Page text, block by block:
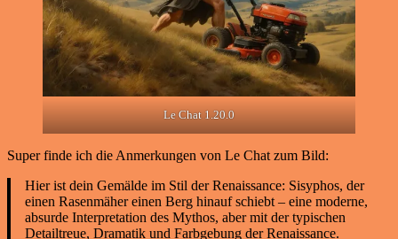
Le Chat 1.20.0
Super finde ich die Anmerkungen von Le Chat zum Bild:
Hier ist dein Gemälde im Stil der Renaissance: Sisyphos, der
einen Rasenmäher einen Berg hinauf schiebt – eine moderne,
absurde Interpretation des Mythos, aber mit der typischen
Detailtreue, Dramatik und Farbgebung der Renaissance.